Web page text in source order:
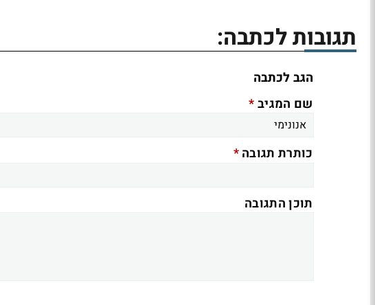
תגובות לכתבה:
הגב לכתבה
שם המגיב*
כותרת תגובה*
תוכן התגובה